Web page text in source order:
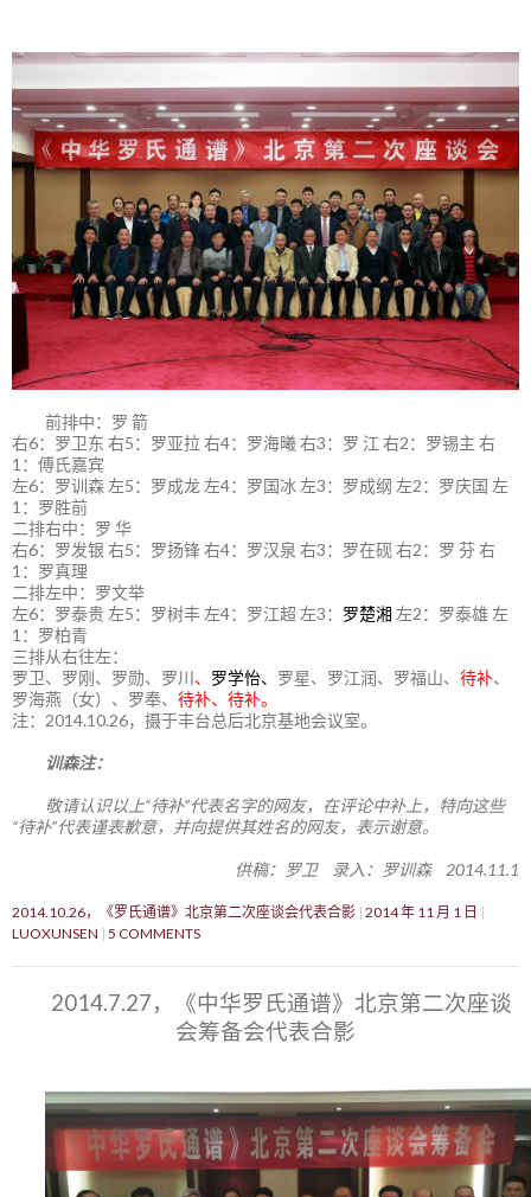
前排中：罗 箭
右6：罗卫东 右5：罗亚拉 右4：罗海曦 右3：罗 江 右2：罗锡主 右
1：傅氏嘉宾
左6：罗训森 左5：罗成龙 左4：罗国冰 左3：罗成纲 左2：罗庆国 左
1：罗胜前
二排右中：罗 华
右6：罗发银 右5：罗扬锋 右4：罗汉泉 右3：罗在砚 右2：罗 芬 右
1：罗真理
二排左中：罗文举
左6：罗泰贵 左5：罗树丰 左4：罗江超 左3： 罗楚湘 左2：罗泰雄 左
1：罗柏青
三排从右往左：
罗卫、罗刚、罗勋、罗川 、 罗学怡、 罗星、罗江润、罗福山、 待补、
罗海燕（女）、罗奉、 待补、待补。
注：2014.10.26，摄于丰台总后北京基地会议室。
训森注：
敬请认识以上“待补”代表名字的网友，在评论中补上，特向这些
“待补”代表谨表歉意，并向提供其姓名的网友，表示谢意。
供稿：罗卫 录入：罗训森 2014.11.1
2014.10.26，《罗氏通谱》北京第二次座谈会代表合影 2014 年 11 月 1 日
LUOXUNSEN 5 COMMENTS
2014.7.27，《中华罗氏通谱》北京第二次座谈
会筹备会代表合影